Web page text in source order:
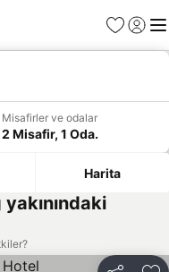
Favoriler
Giriş
Misafirler ve odalar
2 Misafir, 1 Oda.
Harita